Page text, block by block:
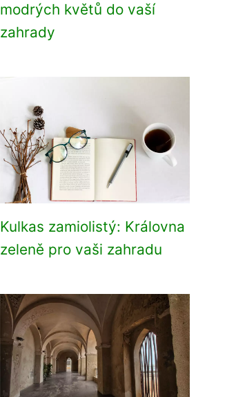
modrých květů do vaší
zahrady
Kulkas zamiolistý: Královna
zeleně pro vaši zahradu